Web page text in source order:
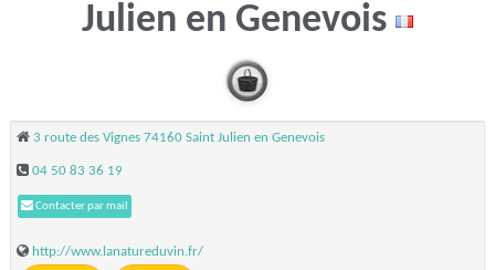
Julien en Genevois
3 route des Vignes 74160 Saint Julien en Genevois
04 50 83 36 19
Contacter par mail
http://www.lanatureduvin.fr/